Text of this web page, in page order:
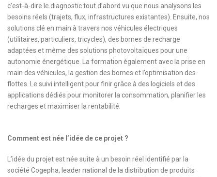
c’est-à-dire le diagnostic tout d’abord vu que nous analysons les
besoins réels (trajets, flux, infrastructures existantes). Ensuite, nos
solutions clé en main à travers nos véhicules électriques
(utilitaires, particuliers, tricycles), des bornes de recharge
adaptées et même des solutions photovoltaïques pour une
autonomie énergétique. La formation également avec la prise en
main des véhicules, la gestion des bornes et l’optimisation des
flottes. Le suivi intelligent pour finir grâce à des logiciels et des
applications dédiés pour monitorer la consommation, planifier les
recharges et maximiser la rentabilité.
Comment est née l’idée de ce projet ?
L’idée du projet est née suite à un besoin réel identifié par la
société Cogepha, leader national de la distribution de produits